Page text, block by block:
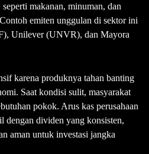
makanan, minuman, dan
emiten unggulan di sektor ini
Unilever (UNVR), dan Mayora
karena produknya tahan banting
Saat kondisi sulit, masyarakat
pokok. Arus kas perusahaan
dengan dividen yang konsisten,
aman untuk investasi jangka